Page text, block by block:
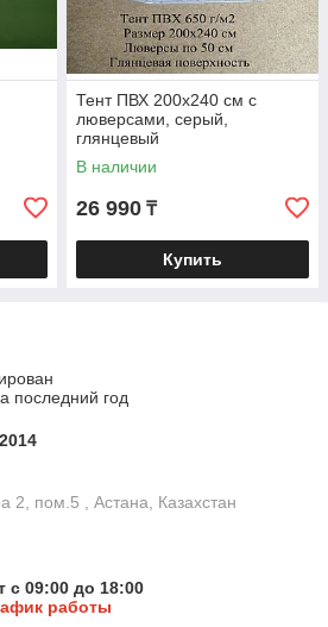
Тент ПВХ 200х240 см с
люверсами, серый,
глянцевый
В наличии
26 990 ₸
Купить
последний год
2, пом.5 , Астана, Казахстан
с 09:00 до 18:00
работы